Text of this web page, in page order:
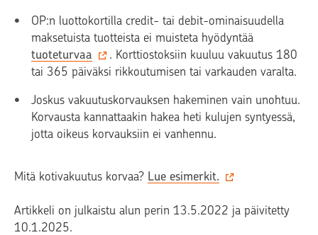
OP:n luottokortilla credit- tai debit-ominaisuudella
maksetuista tuotteista ei muisteta hyödyntää
tuoteturvaa
. Korttiostoksiin kuuluu vakuutus 180
tai 365 päiväksi rikkoutumisen tai varkauden varalta.
Joskus vakuutuskorvauksen hakeminen vain unohtuu.
Korvausta kannattaakin hakea heti kulujen syntyessä,
jotta oikeus korvauksiin ei vanhennu.
Mitä kotivakuutus korvaa? Lue esimerkit.
Artikkeli on julkaistu alun perin 13.5.2022 ja päivitetty
10.1.2025.